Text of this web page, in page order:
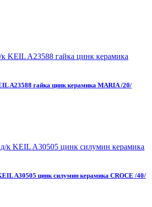
A23588 гайка цинк керамика MARIA /20/
A30505 цинк силумин керамика CROCE /40/